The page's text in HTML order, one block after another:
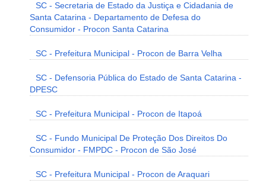
SC - Secretaria de Estado da Justiça e Cidadania de
Santa Catarina - Departamento de Defesa do
Consumidor - Procon Santa Catarina
SC - Prefeitura Municipal - Procon de Barra Velha
SC - Defensoria Pública do Estado de Santa Catarina -
DPESC
SC - Prefeitura Municipal - Procon de Itapoá
SC - Fundo Municipal De Proteção Dos Direitos Do
Consumidor - FMPDC - Procon de São José
SC - Prefeitura Municipal - Procon de Araquari